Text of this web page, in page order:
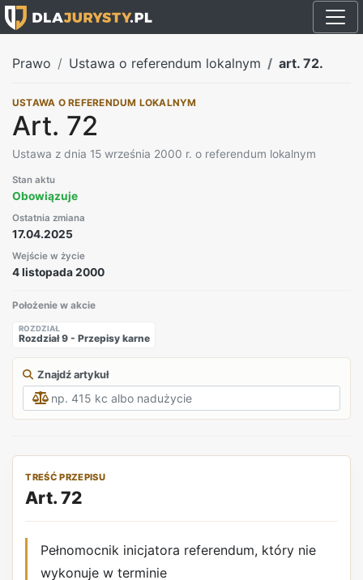
Prawo Ustawa o referendum lokalnym art. 72.
USTAWA O REFERENDUM LOKALNYM
Art. 72
Ustawa z dnia 15 września 2000 r. o referendum lokalnym
Stan aktu
Obowiązuje
Ostatnia zmiana
17.04.2025
Wejście w życie
4 listopada 2000
Położenie w akcie
ROZDZIAŁ
Rozdział 9 - Przepisy karne
Znajdź artykuł
TREŚĆ PRZEPISU
Art. 72
Pełnomocnik inicjatora referendum, który nie
wykonuje w terminie